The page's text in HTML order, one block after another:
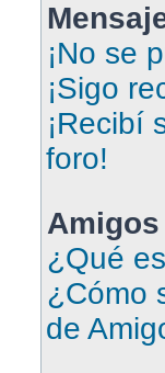
¡No se
¡Sigo
¡Recibí
foro!
¿Qué
¿Cómo
de